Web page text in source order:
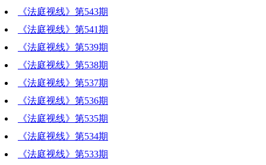
《法庭视线》第543期
《法庭视线》第541期
《法庭视线》第539期
《法庭视线》第538期
《法庭视线》第537期
《法庭视线》第536期
《法庭视线》第535期
《法庭视线》第534期
《法庭视线》第533期